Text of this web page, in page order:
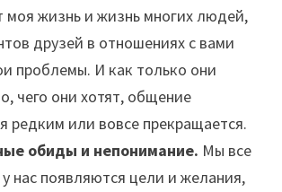
моя жизнь и жизнь многих людей,
друзей в отношениях с вами
проблемы. И как только они
чего они хотят, общение
редким или вовсе прекращается.
обиды и непонимание. Мы все
нас появляются цели и желания,